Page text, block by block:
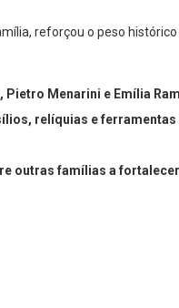
reforçou o peso histórico
Menarini e Emília
relíquias e ferramentas
outras famílias a